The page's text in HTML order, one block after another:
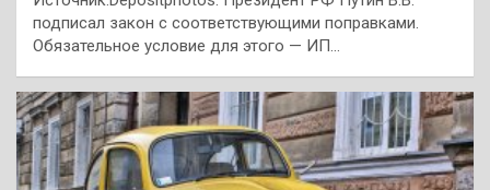
подписал закон с соответствующими поправками.
Обязательное условие для этого — ИП…